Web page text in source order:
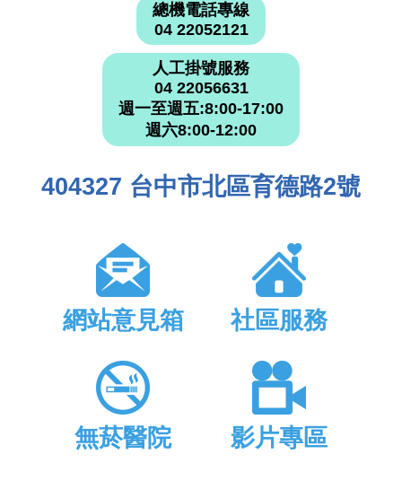
總機電話專線
04 22052121
人工掛號服務
04 22056631
週一至週五:8:00-17:00
週六8:00-12:00
404327 台中市北區育德路2號
網站意見箱 社區服務
無菸醫院 影片專區